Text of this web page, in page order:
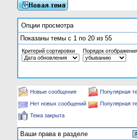
Опции просмотра
Показаны темы с 1 по 20 из 55
Критерий сортировки Порядок
Новые сообщения
Популярная
Нет новых сообщений
Популярная
Тема закрыта
Ваши права в разделе